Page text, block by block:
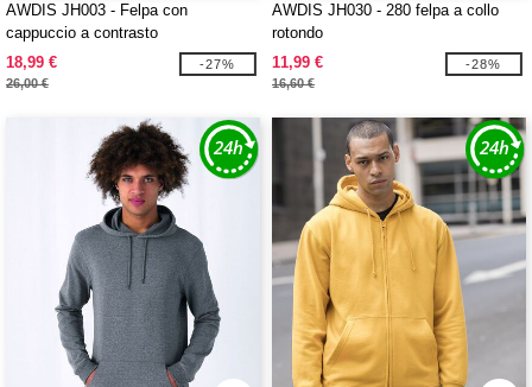
AWDIS JH003 - Felpa con
cappuccio a contrasto
18,99 €
26,00 €
-27%
AWDIS JH030 - 280 felpa a collo
rotondo
11,99 €
16,60 €
-28%